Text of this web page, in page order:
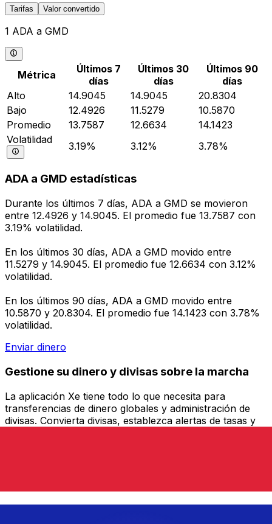
Tarifas Valor convertido
1 ADA a GMD
Métrica
Últimos 7
días
Últimos 30
días
Últimos 90
días
Alto
14.9045 14.9045
20.8304
Bajo
12.4926 11.5279
10.5870
Promedio
13.7587 12.6634
14.1423
Volatilidad
3.19% 3.12% 3.78%
ADA a GMD estadísticas
Durante los últimos 7 días, ADA a GMD se movieron
entre 12.4926 y 14.9045. El promedio fue 13.7587 con
3.19% volatilidad.
En los últimos 30 días, ADA a GMD movido entre
11.5279 y 14.9045. El promedio fue 12.6634 con 3.12%
volatilidad.
En los últimos 90 días, ADA a GMD movido entre
10.5870 y 20.8304. El promedio fue 14.1423 con 3.78%
volatilidad.
Enviar dinero
Gestione su dinero y divisas sobre la marcha
La aplicación Xe tiene todo lo que necesita para
transferencias de dinero globales y administración de
divisas. Convierta divisas, establezca alertas de tasas y